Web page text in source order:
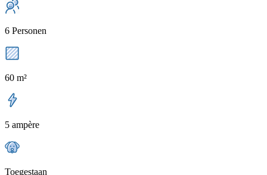
6 Personen
60 m²
5 ampère
Toegestaan